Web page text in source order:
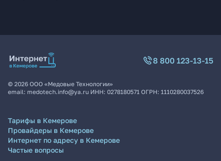
8 800 123-13-15
© 2026 ООО «Медовые Технологии»
email: medotech.info@ya.ru ИНН: 0278180571 ОГРН: 1110280037526
Тарифы в Кемерове
Провайдеры в Кемерове
Интернет по адресу в Кемерове
Частые вопросы